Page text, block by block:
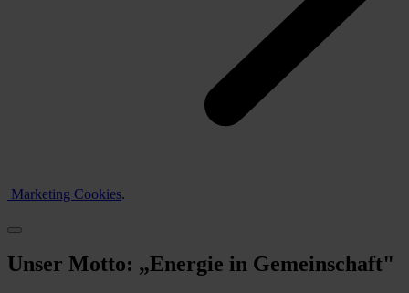
Marketing Cookies.
Unser Motto: „Energie in Gemeinschaft"